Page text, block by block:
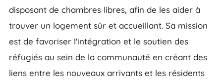
disposant de chambres libres, afin de les aider à
trouver un logement sûr et accueillant. Sa mission
est de favoriser l'intégration et le soutien des
réfugiés au sein de la communauté en créant des
liens entre les nouveaux arrivants et les résidents